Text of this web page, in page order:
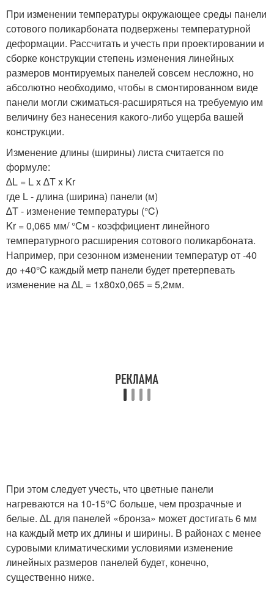
При изменении температуры окружающее среды панели
сотового поликарбоната подвержены температурной
деформации. Рассчитать и учесть при проектировании и
сборке конструкции степень изменения линейных
размеров монтируемых панелей совсем несложно, но
абсолютно необходимо, чтобы в смонтированном виде
панели могли сжиматься-расширяться на требуемую им
величину без нанесения какого-либо ущерба вашей
конструкции.
Изменение длины (ширины) листа считается по
формуле:
∆L = L x ∆T x Kr
где L - длина (ширина) панели (м)
∆T - изменение температуры (°C)
Kr = 0,065 мм/ °См - коэффициент линейного
температурного расширения сотового поликарбоната.
Например, при сезонном изменении температур от -40
до +40°C каждый метр панели будет претерпевать
изменение на ∆L = 1x80x0,065 = 5,2мм.
При этом следует учесть, что цветные панели
нагреваются на 10-15°C больше, чем прозрачные и
белые. ∆L для панелей «бронза» может достигать 6 мм
на каждый метр их длины и ширины. В районах с менее
суровыми климатическими условиями изменение
линейных размеров панелей будет, конечно,
существенно ниже.